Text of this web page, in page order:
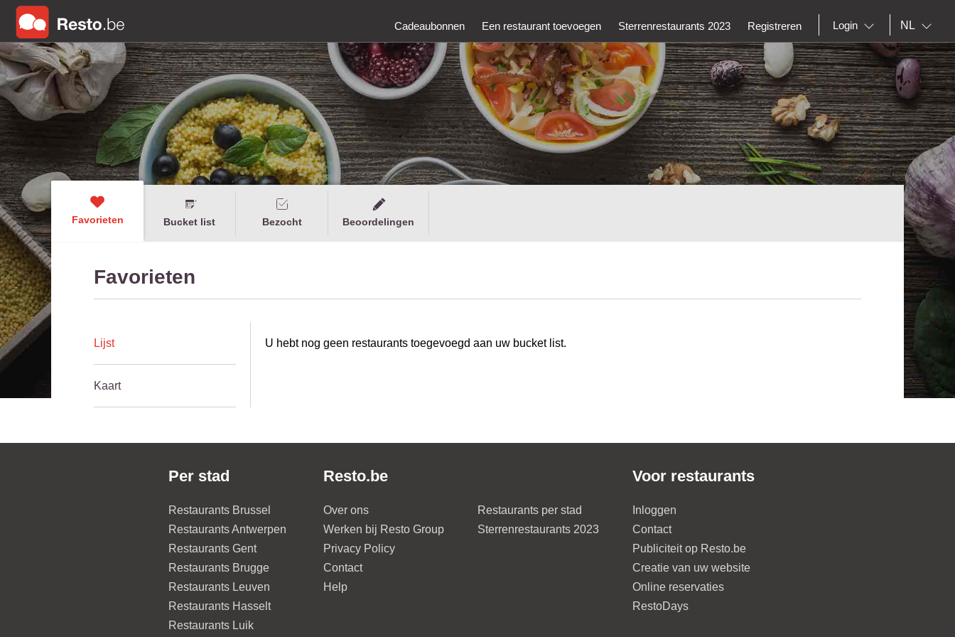
Cadeaubonnen Een restaurant toevoegen Sterrenrestaurants 2023 Registreren Login NL
Favorieten Bucket list Bezocht Beoordelingen
Favorieten
Lijst
Kaart
U hebt nog geen restaurants toegevoegd aan uw bucket list.
Per stad
Restaurants Brussel
Restaurants Antwerpen
Restaurants Gent
Restaurants Brugge
Restaurants Leuven
Restaurants Hasselt
Restaurants Luik
Resto.be
Over ons
Werken bij Resto Group
Privacy Policy
Contact
Help
Restaurants per stad
Sterrenrestaurants 2023
Voor restaurants
Inloggen
Contact
Publiciteit op Resto.be
Creatie van uw website
Online reservaties
RestoDays